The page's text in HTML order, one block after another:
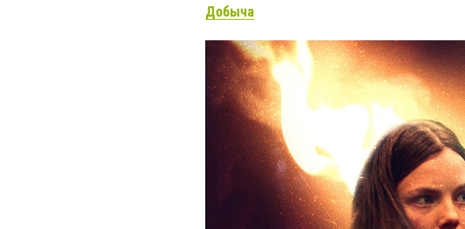
Добыча